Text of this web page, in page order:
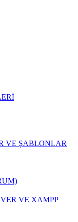
VE ŞABLONLAR
VE XAMPP